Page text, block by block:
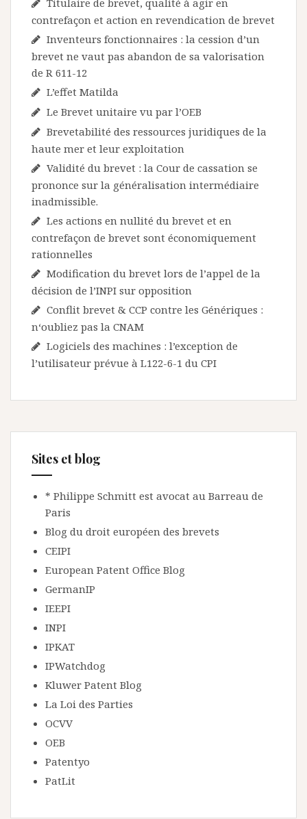
Titulaire de brevet, qualité à agir en
contrefaçon et action en revendication de brevet
Inventeurs fonctionnaires : la cession d’un
brevet ne vaut pas abandon de sa valorisation
de R 611-12
L’effet Matilda
Le Brevet unitaire vu par l’OEB
Brevetabilité des ressources juridiques de la
haute mer et leur exploitation
Validité du brevet : la Cour de cassation se
prononce sur la généralisation intermédiaire
inadmissible.
Les actions en nullité du brevet et en
contrefaçon de brevet sont économiquement
rationnelles
Modification du brevet lors de l’appel de la
décision de l’INPI sur opposition
Conflit brevet & CCP contre les Génériques :
n‘oubliez pas la CNAM
Logiciels des machines : l’exception de
l’utilisateur prévue à L122-6-1 du CPI
Sites et blog
* Philippe Schmitt est avocat au Barreau de
Paris
Blog du droit européen des brevets
CEIPI
European Patent Office Blog
GermanIP
IEEPI
INPI
IPKAT
IPWatchdog
Kluwer Patent Blog
La Loi des Parties
OCVV
OEB
Patentyo
PatLit